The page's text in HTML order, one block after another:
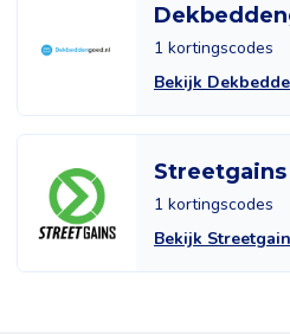
1 kortingscodes
Bekijk
Streetgains
1 kortingscodes
Bekijk